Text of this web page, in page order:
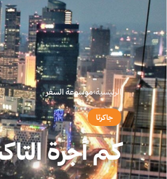
الرئيسية›موسوعة السفر
جاكرتا
كم أجرة